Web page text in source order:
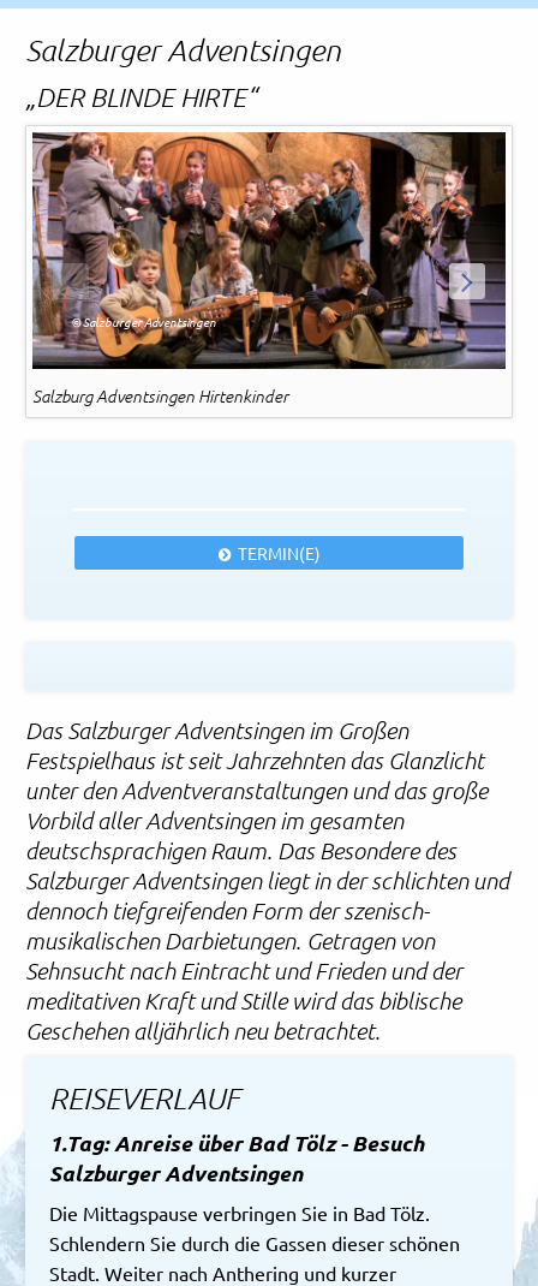
Salzburger Adventsingen
„DER BLINDE HIRTE“
ZURÜCK
Salzburg Adventsingen Hirtenkinder
© Salzburger Adventsingen
WEITER
TERMIN(E)
Das Salzburger Adventsingen im Großen
Festspielhaus ist seit Jahrzehnten das Glanzlicht
unter den Adventveranstaltungen und das große
Vorbild aller Adventsingen im gesamten
deutschsprachigen Raum. Das Besondere des
Salzburger Adventsingen liegt in der schlichten und
dennoch tiefgreifenden Form der szenisch-
musikalischen Darbietungen. Getragen von
Sehnsucht nach Eintracht und Frieden und der
meditativen Kraft und Stille wird das biblische
Geschehen alljährlich neu betrachtet.
REISEVERLAUF
1.Tag: Anreise über Bad Tölz - Besuch
Salzburger Adventsingen
Die Mittagspause verbringen Sie in Bad Tölz.
Schlendern Sie durch die Gassen dieser schönen
Stadt. Weiter nach Anthering und kurzer
Rechtliches und AGB
Reiseversicherung